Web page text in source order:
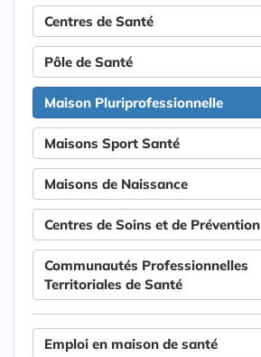
Centres de Santé
Pôle de Santé
Maison Pluriprofessionnelle
Maisons Sport Santé
Maisons de Naissance
Centres de Soins et de Prévention
Communautés Professionnelles
Territoriales de Santé
Emploi en maison de santé